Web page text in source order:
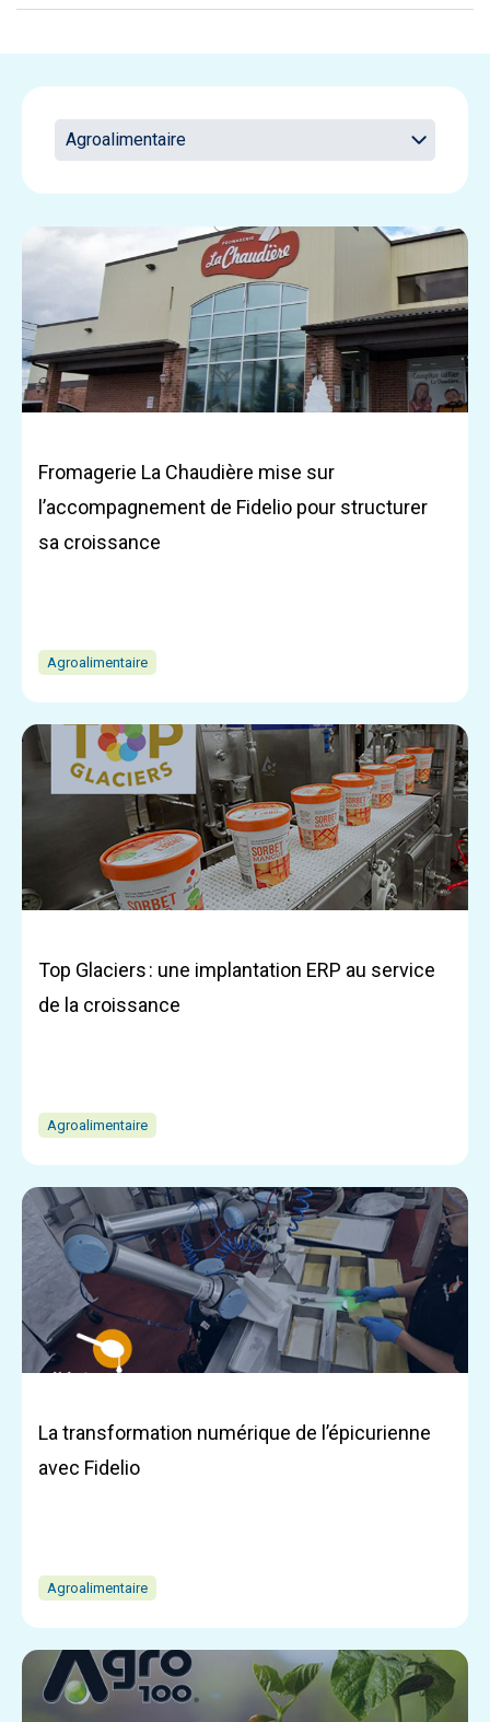
Fromagerie La Chaudière mise sur
l’accompagnement de Fidelio pour structurer
sa croissance
Agroalimentaire
Top Glaciers : une implantation ERP au service
de la croissance
Agroalimentaire
La transformation numérique de l’épicurienne
avec Fidelio
Agroalimentaire